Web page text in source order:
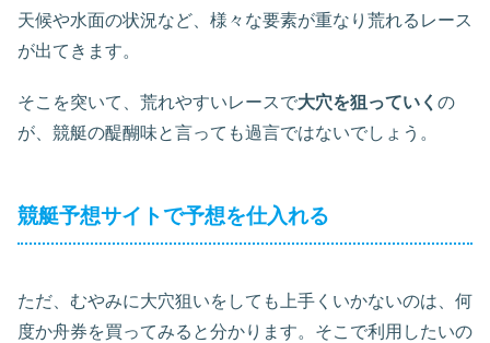
天候や水面の状況など、様々な要素が重なり荒れるレース
が出てきます。
そこを突いて、荒れやすいレースで大穴を狙っていく の
が、競艇の醍醐味と言っても過言ではないでしょう。
競艇予想サイトで予想を仕入れる
ただ、むやみに大穴狙いをしても上手くいかないのは、何
度か舟券を買ってみると分かります。そこで利用したいの